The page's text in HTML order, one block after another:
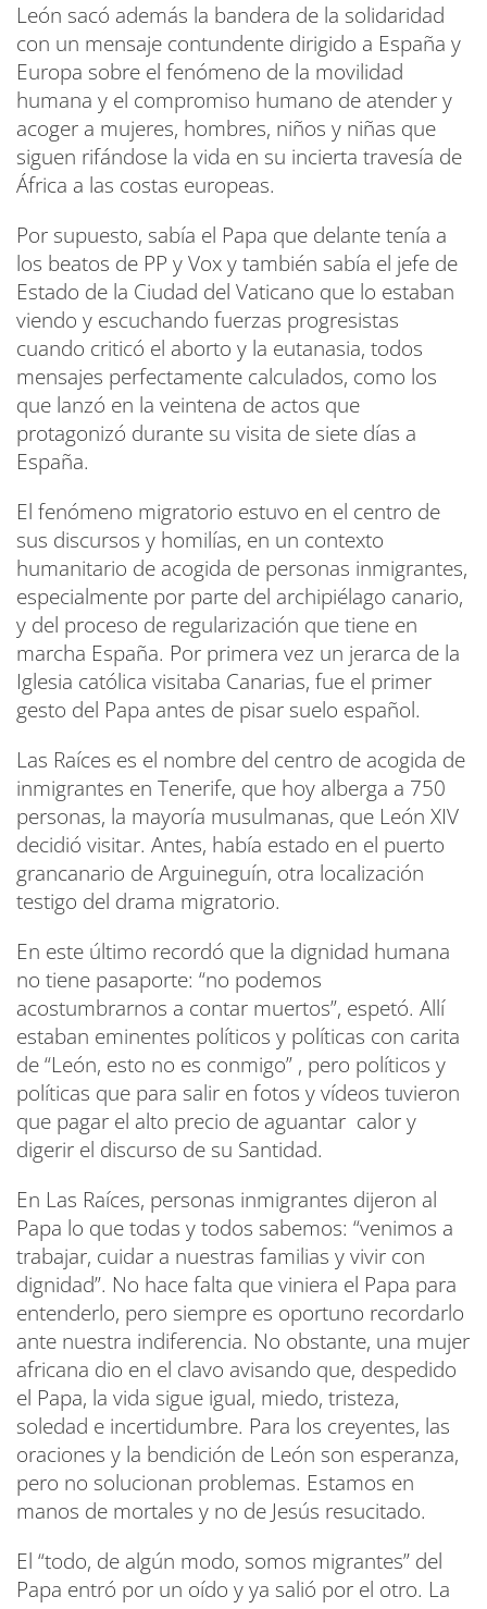
León sacó además la bandera de la solidaridad
con un mensaje contundente dirigido a España y
Europa sobre el fenómeno de la movilidad
humana y el compromiso humano de atender y
acoger a mujeres, hombres, niños y niñas que
siguen rifándose la vida en su incierta travesía de
África a las costas europeas.
Por supuesto, sabía el Papa que delante tenía a
los beatos de PP y Vox y también sabía el jefe de
Estado de la Ciudad del Vaticano que lo estaban
viendo y escuchando fuerzas progresistas
cuando criticó el aborto y la eutanasia, todos
mensajes perfectamente calculados, como los
que lanzó en la veintena de actos que
protagonizó durante su visita de siete días a
España.
El fenómeno migratorio estuvo en el centro de
sus discursos y homilías, en un contexto
humanitario de acogida de personas inmigrantes,
especialmente por parte del archipiélago canario,
y del proceso de regularización que tiene en
marcha España. Por primera vez un jerarca de la
Iglesia católica visitaba Canarias, fue el primer
gesto del Papa antes de pisar suelo español.
Las Raíces es el nombre del centro de acogida de
inmigrantes en Tenerife, que hoy alberga a 750
personas, la mayoría musulmanas, que León XIV
decidió visitar. Antes, había estado en el puerto
grancanario de Arguineguín, otra localización
testigo del drama migratorio.
En este último recordó que la dignidad humana
no tiene pasaporte: “no podemos
acostumbrarnos a contar muertos”, espetó. Allí
estaban eminentes políticos y políticas con carita
de “León, esto no es conmigo” , pero políticos y
políticas que para salir en fotos y vídeos tuvieron
que pagar el alto precio de aguantar calor y
digerir el discurso de su Santidad.
En Las Raíces, personas inmigrantes dijeron al
Papa lo que todas y todos sabemos: “venimos a
trabajar, cuidar a nuestras familias y vivir con
dignidad”. No hace falta que viniera el Papa para
entenderlo, pero siempre es oportuno recordarlo
ante nuestra indiferencia. No obstante, una mujer
africana dio en el clavo avisando que, despedido
el Papa, la vida sigue igual, miedo, tristeza,
soledad e incertidumbre. Para los creyentes, las
oraciones y la bendición de León son esperanza,
pero no solucionan problemas. Estamos en
manos de mortales y no de Jesús resucitado.
El “todo, de algún modo, somos migrantes” del
Papa entró por un oído y ya salió por el otro. La